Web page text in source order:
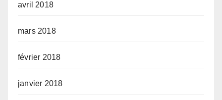
avril 2018
mars 2018
février 2018
janvier 2018